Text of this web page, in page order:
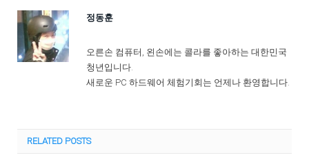
정동훈
오른손 컴퓨터, 왼손에는 콜라를 좋아하는 대한민국
청년입니다.
새로운 PC 하드웨어 체험기회는 언제나 환영합니다.
RELATED POSTS